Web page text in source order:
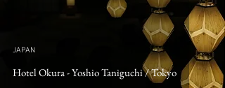
Hotel Okura - Yoshio Taniguchi / Tokyo
JAPAN